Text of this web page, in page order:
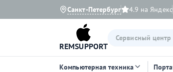
Санкт-Петербург 4.9 на Яндекс
REMSUPPORT
Сервисный
Компьютерная техника